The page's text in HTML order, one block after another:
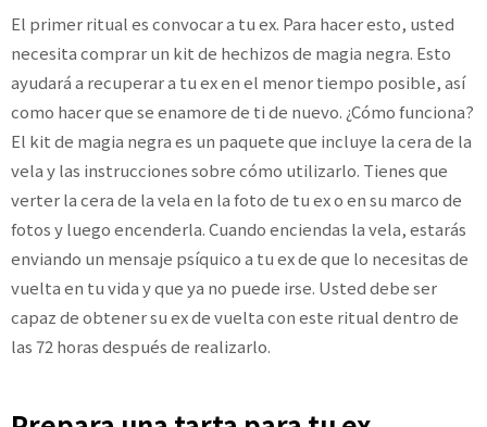
El primer ritual es convocar a tu ex. Para hacer esto, usted
necesita comprar un kit de hechizos de magia negra. Esto
ayudará a recuperar a tu ex en el menor tiempo posible, así
como hacer que se enamore de ti de nuevo. ¿Cómo funciona?
El kit de magia negra es un paquete que incluye la cera de la
vela y las instrucciones sobre cómo utilizarlo. Tienes que
verter la cera de la vela en la foto de tu ex o en su marco de
fotos y luego encenderla. Cuando enciendas la vela, estarás
enviando un mensaje psíquico a tu ex de que lo necesitas de
vuelta en tu vida y que ya no puede irse. Usted debe ser
capaz de obtener su ex de vuelta con este ritual dentro de
las 72 horas después de realizarlo.